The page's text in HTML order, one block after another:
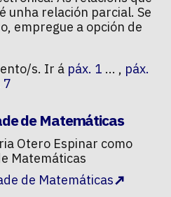
unha relación parcial. Se
empregue a opción de
s. Ir á páx. 1 ... , páx.
7
de Matemáticas
Otero Espinar como
Matemáticas
de Matemáticas